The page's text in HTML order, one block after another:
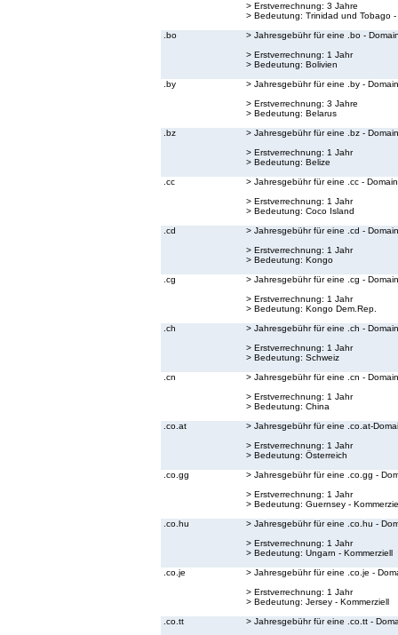
> Erstverrechnung: 3 Jahre
> Bedeutung: Trinidad und Tobago -
.bo
> Jahresgebühr für eine .bo -
> Erstverrechnung: 1 Jahr
> Bedeutung: Bolivien
.by
> Jahresgebühr für eine .by - Domain
> Erstverrechnung: 3 Jahre
> Bedeutung: Belarus
.bz
> Jahresgebühr für eine .bz - Domain
> Erstverrechnung: 1 Jahr
> Bedeutung: Belize
.cc
> Jahresgebühr für eine .cc - Domain
> Erstverrechnung: 1 Jahr
> Bedeutung: Coco Island
.cd
> Jahresgebühr für eine .cd - Domain
> Erstverrechnung: 1 Jahr
> Bedeutung: Kongo
.cg
> Jahresgebühr für eine .cg - Domain
> Erstverrechnung: 1 Jahr
> Bedeutung: Kongo Dem.Rep.
.ch
> Jahresgebühr für eine .ch - Domain
> Erstverrechnung: 1 Jahr
> Bedeutung: Schweiz
.cn
> Jahresgebühr für eine .cn - Domain
> Erstverrechnung: 1 Jahr
> Bedeutung: China
.co.at
> Jahresgebühr für eine .co.at-
> Erstverrechnung: 1 Jahr
> Bedeutung: Österreich
.co.gg
> Jahresgebühr für eine .co.gg -
> Erstverrechnung: 1 Jahr
> Bedeutung: Guernsey -
.co.hu
> Jahresgebühr für eine .co.hu -
> Erstverrechnung: 1 Jahr
> Bedeutung: Ungarn - Kommerziell
.co.je
> Jahresgebühr für eine .co.je -
> Erstverrechnung: 1 Jahr
> Bedeutung: Jersey - Kommerziell
.co.tt
> Jahresgebühr für eine .co.tt -